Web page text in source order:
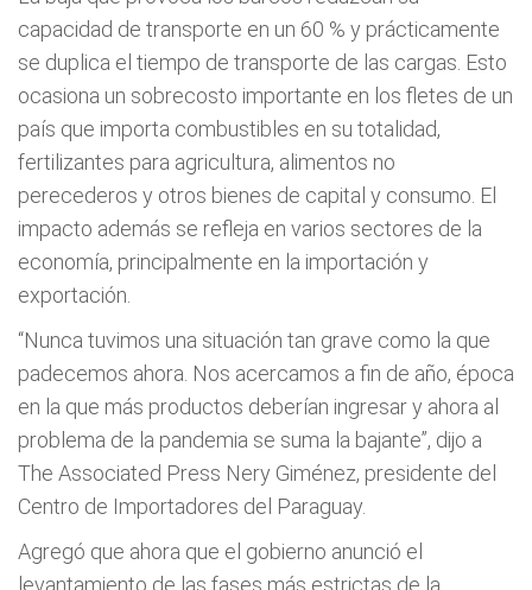
capacidad de transporte en un 60 % y prácticamente
se duplica el tiempo de transporte de las cargas. Esto
ocasiona un sobrecosto importante en los fletes de un
país que importa combustibles en su totalidad,
fertilizantes para agricultura, alimentos no
perecederos y otros bienes de capital y consumo. El
impacto además se refleja en varios sectores de la
economía, principalmente en la importación y
exportación.
“Nunca tuvimos una situación tan grave como la que
padecemos ahora. Nos acercamos a fin de año, época
en la que más productos deberían ingresar y ahora al
problema de la pandemia se suma la bajante”, dijo a
The Associated Press Nery Giménez, presidente del
Centro de Importadores del Paraguay.
Agregó que ahora que el gobierno anunció el
levantamiento de las fases más estrictas de la